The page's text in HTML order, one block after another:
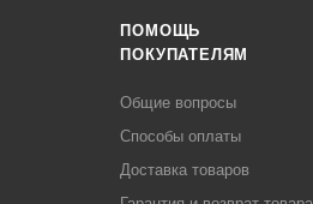
ПОМОЩЬ
ПОКУПАТЕЛЯМ
Общие вопросы
Способы оплаты
Доставка товаров